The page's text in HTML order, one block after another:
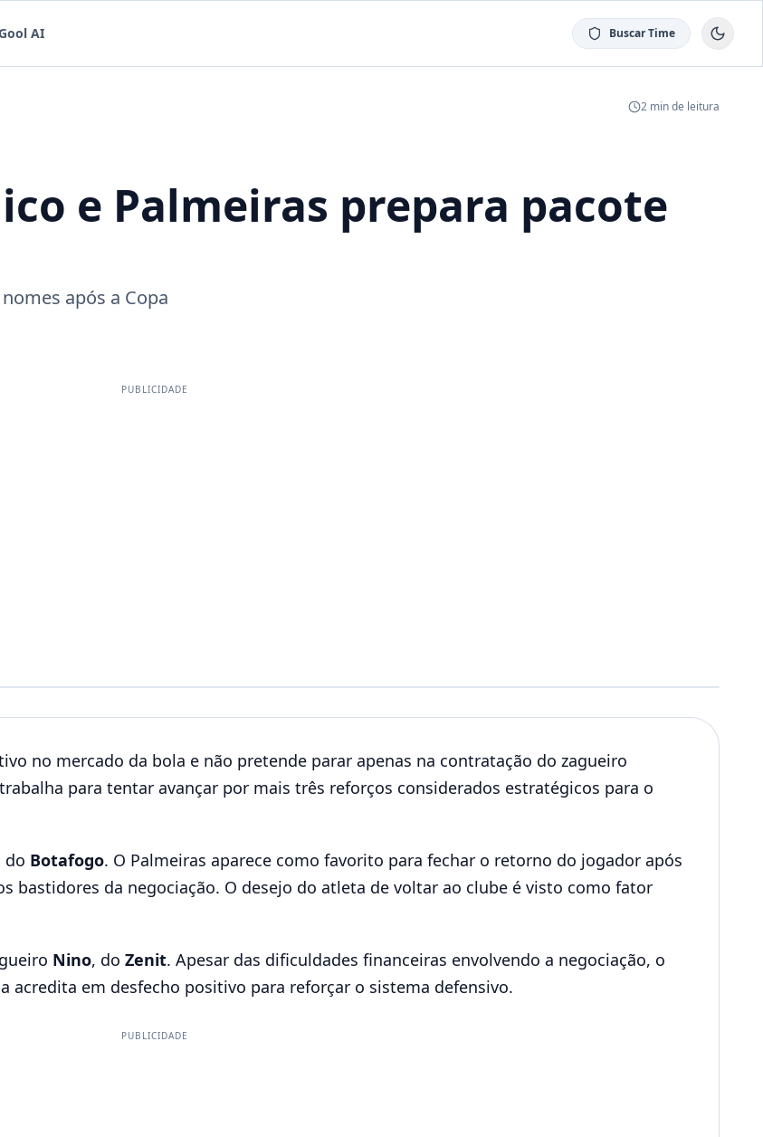
AI Buscar Time
2 min de leitura
e Palmeiras prepara pacote
após a Copa
PUBLICIDADE
no mercado da bola e não pretende parar apenas na contratação do zagueiro
para tentar avançar por mais três reforços considerados estratégicos para o
do Botafogo. O Palmeiras aparece como favorito para fechar o retorno do jogador após
bastidores da negociação. O desejo do atleta de voltar ao clube é visto como fator
Nino, do Zenit. Apesar das dificuldades financeiras envolvendo a negociação, o
acredita em desfecho positivo para reforçar o sistema defensivo.
PUBLICIDADE